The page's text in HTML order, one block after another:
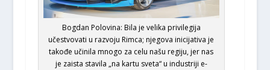
Bogdan Polovina: Bila je velika privilegija
učestvovati u razvoju Rimca; njegova inicijativa je
takođe učinila mnogo za celu našu regiju, jer nas
je zaista stavila „na kartu sveta“ u industriji e-